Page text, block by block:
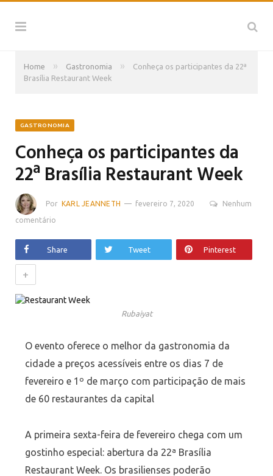
Home » Gastronomia »
Conheça os participantes da 22ª
Brasília Restaurant Week
GASTRONOMIA
Conheça os participantes da
22ª Brasília Restaurant Week
Por KARL JEANNETH fevereiro 7, 2020 Nenhum
comentário
Share Tweet Pinterest
+
Rubaiyat
O evento oferece o melhor da gastronomia da
cidade a preços acessíveis entre os dias 7 de
fevereiro e 1º de março com participação de mais
de 60 restaurantes da capital
A primeira sexta-feira de fevereiro chega com um
gostinho especial: abertura da 22ª Brasília
Restaurant Week. Os brasilienses poderão